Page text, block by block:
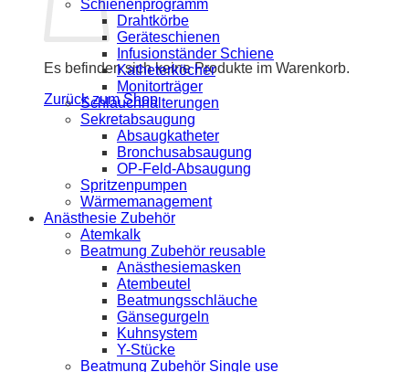
Es befinden sich keine Produkte im Warenkorb.
Zurück zum Shop
Schienenprogramm
Drahtkörbe
Geräteschienen
Infusionständer Schiene
Katheterköcher
Monitorträger
Schlauchhalterungen
Sekretabsaugung
Absaugkatheter
Bronchusabsaugung
OP-Feld-Absaugung
Spritzenpumpen
Wärmemanagement
Anästhesie Zubehör
Atemkalk
Beatmung Zubehör reusable
Anästhesiemasken
Atembeutel
Beatmungsschläuche
Gänsegurgeln
Kuhnsystem
Y-Stücke
Beatmung Zubehör Single use